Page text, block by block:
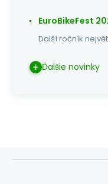
EuroBikeFest
Další ročník
Ďalšie novinky